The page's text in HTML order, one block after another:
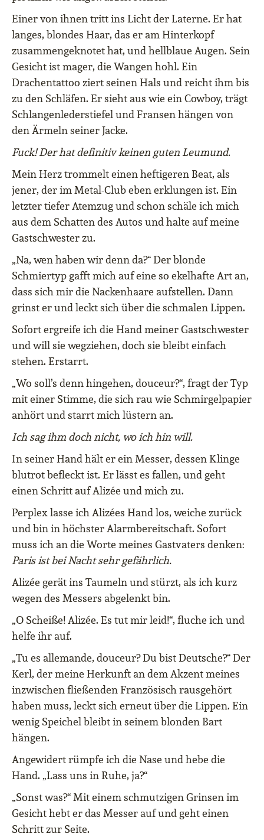
Einer von ihnen tritt ins Licht der Laterne. Er hat
langes, blondes Haar, das er am Hinterkopf
zusammengeknotet hat, und hellblaue Augen. Sein
Gesicht ist mager, die Wangen hohl. Ein
Drachentattoo ziert seinen Hals und reicht ihm bis
zu den Schläfen. Er sieht aus wie ein Cowboy, trägt
Schlangenlederstiefel und Fransen hängen von
den Ärmeln seiner Jacke.
Fuck!Der hat definitiv keinen guten Leumund.
Mein Herz trommelt einen heftigeren Beat, als
jener, der im Metal-Club eben erklungen ist. Ein
letzter tiefer Atemzug und schon schäle ich mich
aus dem Schatten des Autos und halte auf meine
Gastschwester zu.
„Na, wen haben wir denn da?“ Der blonde
Schmiertyp gafft mich auf eine so ekelhafte Art an,
dass sich mir die Nackenhaare aufstellen. Dann
grinst er und leckt sich über die schmalen Lippen.
Sofort ergreife ich die Hand meiner Gastschwester
und will sie wegziehen, doch sie bleibt einfach
stehen. Erstarrt.
„Wo soll’s denn hingehen, douceur?“, fragt der Typ
mit einer Stimme, die sich rau wie Schmirgelpapier
anhört und starrt mich lüstern an.
Ich sag ihm doch nicht, wo ich hin will.
In seiner Hand hält er ein Messer, dessen Klinge
blutrot befleckt ist. Er lässt es fallen, und geht
einen Schritt auf Alizée und mich zu.
Perplex lasse ich Alizées Hand los, weiche zurück
und bin in höchster Alarmbereitschaft. Sofort
muss ich an die Worte meines Gastvaters denken:
Paris ist bei Nacht sehr gefährlich.
Alizée gerät ins Taumeln und stürzt, als ich kurz
wegen des Messers abgelenkt bin.
„O Scheiße! Alizée. Es tut mir leid!“, fluche ich und
helfe ihr auf.
„Tu es allemande, douceur? Du bist Deutsche?“ Der
Kerl, der meine Herkunft an dem Akzent meines
inzwischen fließenden Französisch rausgehört
haben muss, leckt sich erneut über die Lippen. Ein
wenig Speichel bleibt in seinem blonden Bart
hängen.
Angewidert rümpfe ich die Nase und hebe die
Hand. „Lass uns in Ruhe, ja?“
„Sonst was?“ Mit einem schmutzigen Grinsen im
Gesicht hebt er das Messer auf und geht einen
Schritt zur Seite.